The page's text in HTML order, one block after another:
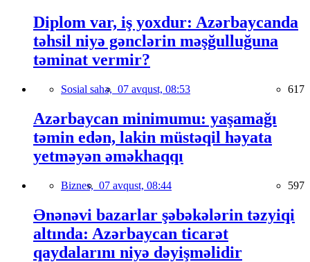
Diplom var, iş yoxdur: Azərbaycanda
təhsil niyə gənclərin məşğulluğuna
təminat vermir?
Sosial sahə, 07 avqust, 08:53 617
Azərbaycan minimumu: yaşamağı
təmin edən, lakin müstəqil həyata
yetməyən əməkhaqqı
Biznes, 07 avqust, 08:44 597
Ənənəvi bazarlar şəbəkələrin təzyiqi
altında: Azərbaycan ticarət
qaydalarını niyə dəyişməlidir